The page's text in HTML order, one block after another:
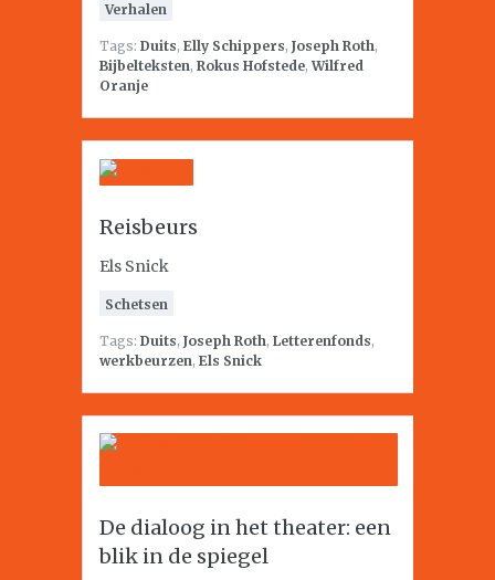
Verhalen
Tags: Duits, Elly Schippers, Joseph Roth,
Bijbelteksten, Rokus Hofstede,Wilfred
Oranje
Reisbeurs
Els Snick
Schetsen
Tags: Duits, Joseph Roth, Letterenfonds,
werkbeurzen, Els Snick
De dialoog in het theater: een
blik in de spiegel